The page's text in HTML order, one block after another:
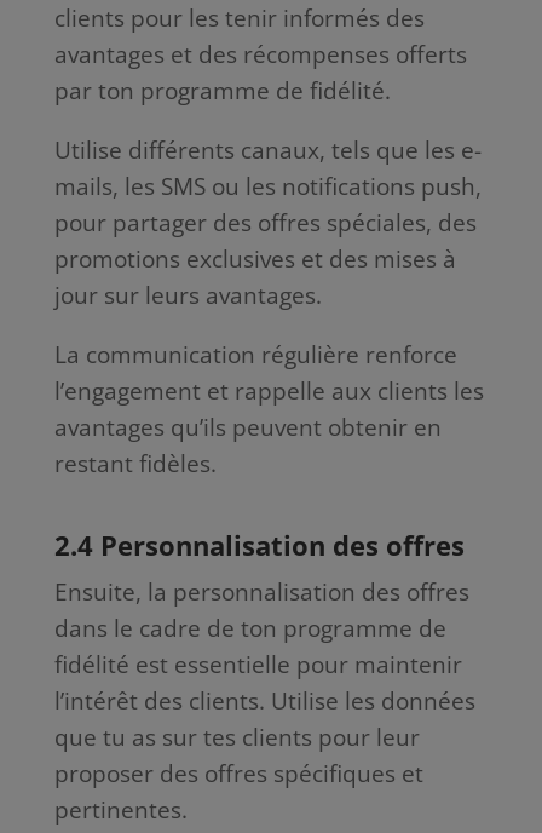
clients pour les tenir informés des
avantages et des récompenses offerts
par ton programme de fidélité.
Utilise différents canaux, tels que les e-
mails, les SMS ou les notifications push,
pour partager des offres spéciales, des
promotions exclusives et des mises à
jour sur leurs avantages.
La communication régulière renforce
l’engagement et rappelle aux clients les
avantages qu’ils peuvent obtenir en
restant fidèles.
2.4 Personnalisation des offres
Ensuite, la personnalisation des offres
dans le cadre de ton programme de
fidélité est essentielle pour maintenir
l’intérêt des clients. Utilise les données
que tu as sur tes clients pour leur
proposer des offres spécifiques et
pertinentes.